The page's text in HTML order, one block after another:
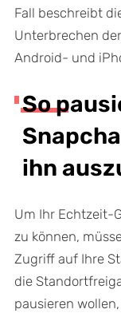
Fall beschreibt
Unterbrechen
Android- und
So
ihn
Um Ihr Echtzeit-
zu können,
Zugriff auf Ihre
die
pausieren